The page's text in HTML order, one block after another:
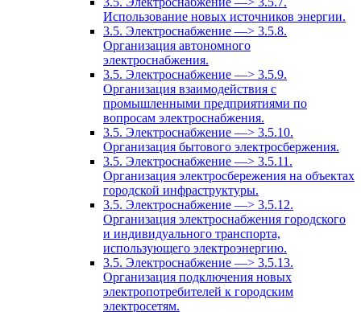
Использование новых источников энергии.
3.5. Электроснабжение —> 3.5.8.
Организация автономного
электроснабжения.
3.5. Электроснабжение —> 3.5.9.
Организация взаимодействия с
промышленными предприятиями по
вопросам электроснабжения.
3.5. Электроснабжение —> 3.5.10.
Организация бытового электросбержения.
3.5. Электроснабжение —> 3.5.11.
Организация электросбережения на объектах
городской инфраструктуры.
3.5. Электроснабжение —> 3.5.12.
Организация электроснабжения городского
и индивидуального транспорта,
использующего электроэнергию.
3.5. Электроснабжение —> 3.5.13.
Организация подключения новых
электропотребителей к городским
электросетям.